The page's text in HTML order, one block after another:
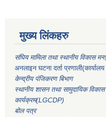
मुख्य लिंकहरु
संघिय मामिला तथा स्थानीय विकास
अनलाइन घटना दर्ता
केन्द्रीय पंजिकरण बिभाग
स्थानीय शासन तथा सामुदायिक विकास
कार्यक्रम(LGCDP)
बोल पत्र